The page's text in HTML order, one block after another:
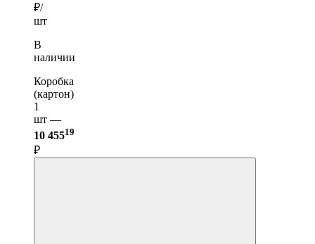
₽/
шт
В
наличии
Коробка
(картон)
1
шт —
10 45519
₽